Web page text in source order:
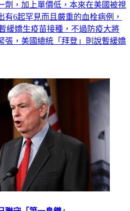
劑，加上單價低，本來在美國被視
6起罕見而且嚴重的血栓病例，
緩嬌生疫苗接種，不過防疫大將
張，美國總統「拜登」則說暫緩嬌